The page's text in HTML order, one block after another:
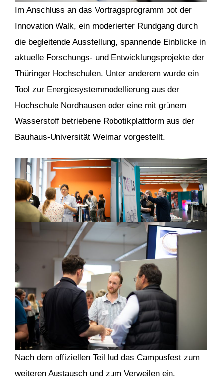
Im Anschluss an das Vortragsprogramm bot der
Innovation Walk, ein moderierter Rundgang durch
die begleitende Ausstellung, spannende Einblicke in
aktuelle Forschungs- und Entwicklungsprojekte der
Thüringer Hochschulen. Unter anderem wurde ein
Tool zur Energiesystemmodellierung aus der
Hochschule Nordhausen oder eine mit grünem
Wasserstoff betriebene Robotikplattform aus der
Bauhaus-Universität Weimar vorgestellt.
Nach dem offiziellen Teil lud das Campusfest zum
weiteren Austausch und zum Verweilen ein.